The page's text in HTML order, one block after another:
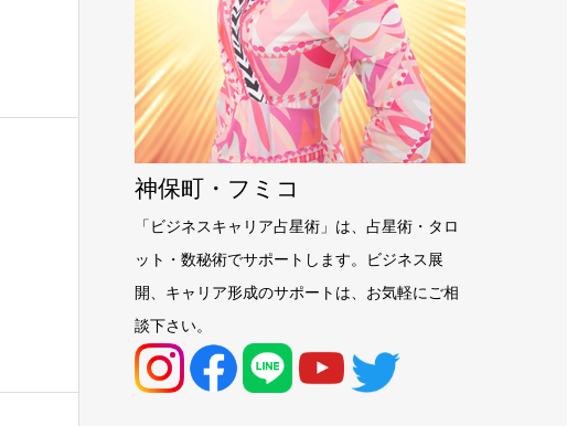
神保町・フミコ
「ビジネスキャリア占星術」は、占星術・タロ
ット・数秘術でサポートします。ビジネス展
開、キャリア形成のサポートは、お気軽にご相
談下さい。